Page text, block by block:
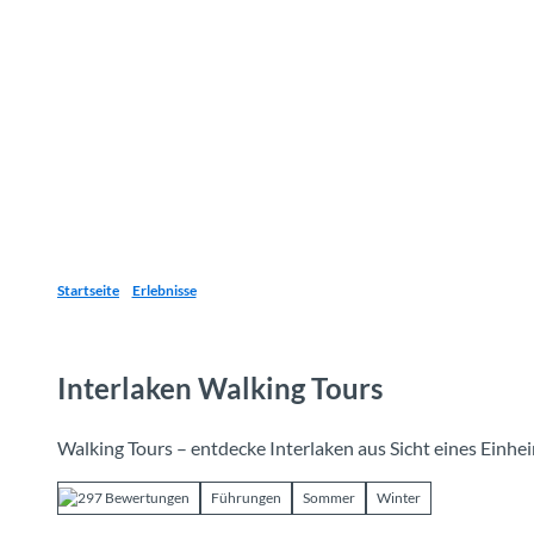
Startseite Erlebnisse
Interlaken Walking Tours
Walking Tours – entdecke Interlaken aus Sicht eines
297 Bewertungen Führungen Sommer Winter